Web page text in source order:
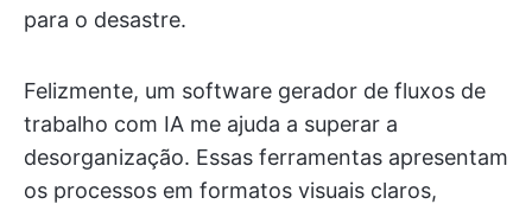
para o desastre.
Felizmente, um software gerador de fluxos de
trabalho com IA me ajuda a superar a
desorganização. Essas ferramentas apresentam
os processos em formatos visuais claros,